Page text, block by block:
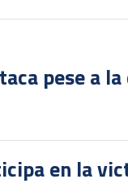
pese a
en la